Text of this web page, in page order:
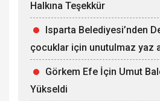
Halkına Teşekkür
Isparta Belediyesi’nden
çocuklar için unutulmaz yaz
Görkem Efe İçin Umut
Yükseldi